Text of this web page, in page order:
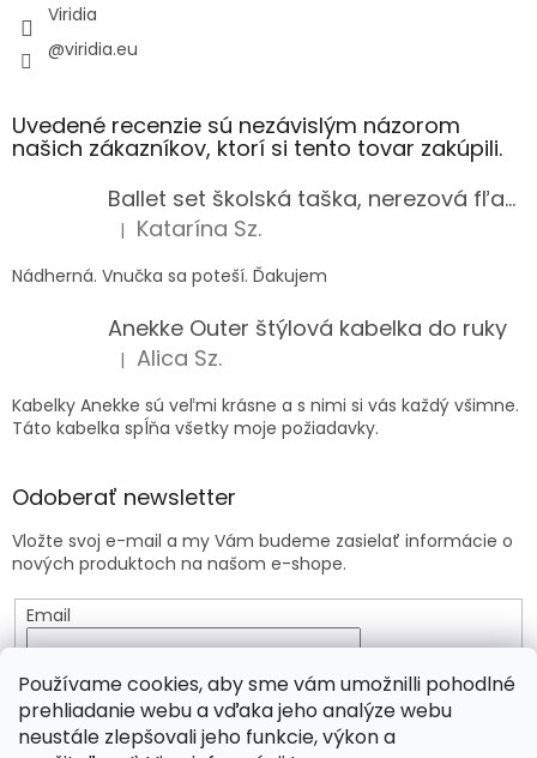
Používame cookies, aby sme vám umožnilli pohodlné
prehliadanie webu a vďaka jeho analýze webu
neustále zlepšovali jeho funkcie, výkon a
Viridia
@viridia.eu
Uvedené recenzie sú nezávislým názorom
našich zákazníkov, ktorí si tento tovar zakúpili.
Ballet set školská taška, nerezová fľaša a plný peračník s motívom baletky pre dievča
Hodnotenie produktu je 5 z 5 hviezdičiek.
| Katarína Sz.
Nádherná. Vnučka sa poteší. Ďakujem
Anekke Outer štýlová kabelka do ruky
Hodnotenie produktu je 5 z 5 hviezdičiek.
| Alica Sz.
Kabelky Anekke sú veľmi krásne a s nimi si vás každý všimne.
Táto kabelka spĺňa všetky moje požiadavky.
Odoberať newsletter
Vložte svoj e-mail a my Vám budeme zasielať informácie o
nových produktoch na našom e-shope.
Email
osobných údajov
PRIHLÁSIŤ SA